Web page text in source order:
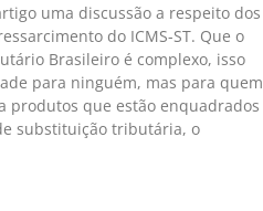
uma discussão a respeito dos
do ICMS-ST. Que o
Brasileiro é complexo, isso
para ninguém, mas para quem
produtos que estão enquadrados
substituição tributária, o